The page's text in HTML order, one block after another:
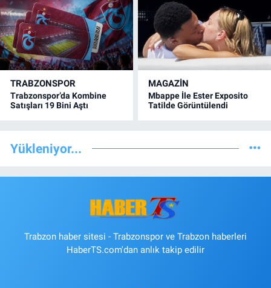
TRABZONSPOR
Trabzonspor’da Kombine
Satışları 19 Bini Aştı
MAGAZİN
Mbappe İle Ester Exposito
Tatilde Görüntülendi
Yükleniyor...
Trabzon haber sitesi - Trabzonspor ve Trabzon haberleri
HaberTS.com'dan anlık takip edilir